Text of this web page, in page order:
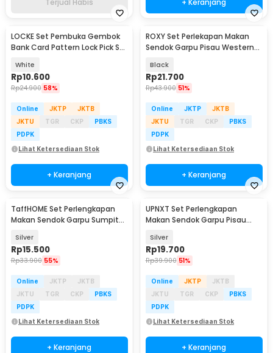
LOCKE Set Pembuka Gembok
Bank Card Pattern Lock Pick Set
White
Rp10.600
Rp24.900 58%
Online JKTP
JKTB
JKTU
TGR CKP
PBKS
PDPK
Lihat Ketersediaan Stok
+ Keranjang
ROXY Set Perlekapan Makan
Sendok Garpu Pisau Western
Black
Rp21.700
Rp43.900 51%
Online JKTP
JKTB
JKTU
TGR CKP
PBKS
PDPK
Lihat Ketersediaan Stok
+ Keranjang
TaffHOME Set Perlengkapan
Makan Sendok Garpu Sumpit
Silver
Rp15.500
Rp33.900 55%
Online JKTP
JKTB
JKTU
TGR CKP
PBKS
PDPK
Lihat Ketersediaan Stok
+ Keranjang
UPNXT Set Perlengkapan
Makan Sendok Garpu Pisau
Silver
Rp19.700
Rp39.900 51%
Online JKTP
JKTB
JKTU
TGR CKP
PBKS
PDPK
Lihat Ketersediaan Stok
+ Keranjang